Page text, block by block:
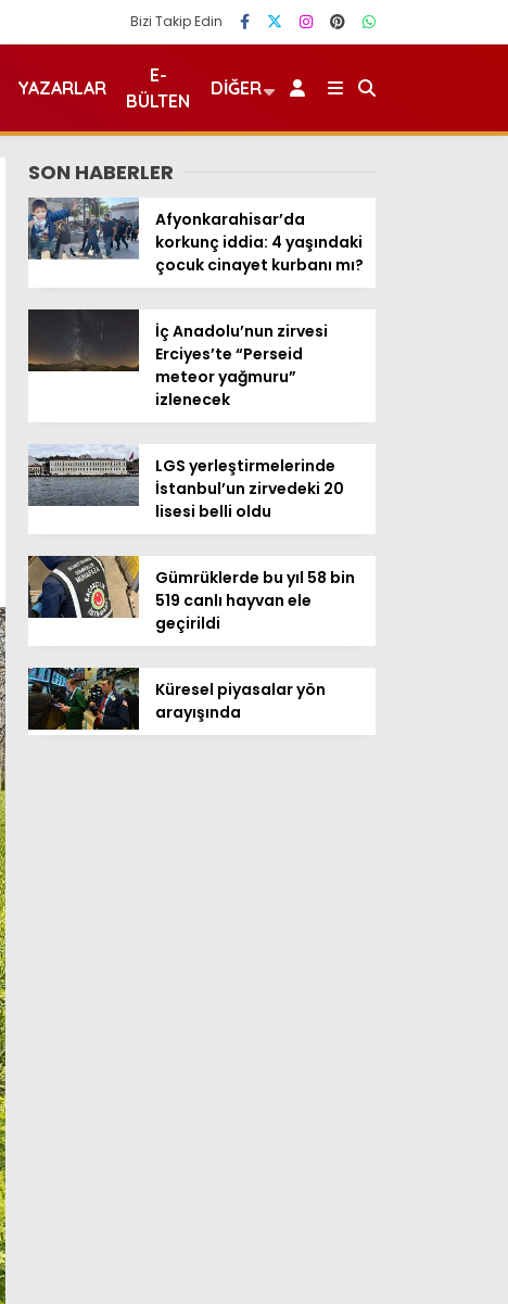
Bizi Takip Edin
YAZARLAR
E-
BÜLTEN
DIĞER
SON HABERLER
Afyonkarahisar’da
korkunç iddia: 4 yaşındaki
çocuk cinayet kurbanı mı?
İç Anadolu’nun zirvesi
Erciyes’te “Perseid
meteor yağmuru”
izlenecek
LGS yerleştirmelerinde
İstanbul’un zirvedeki 20
lisesi belli oldu
Gümrüklerde bu yıl 58 bin
519 canlı hayvan ele
geçirildi
Küresel piyasalar yön
arayışında